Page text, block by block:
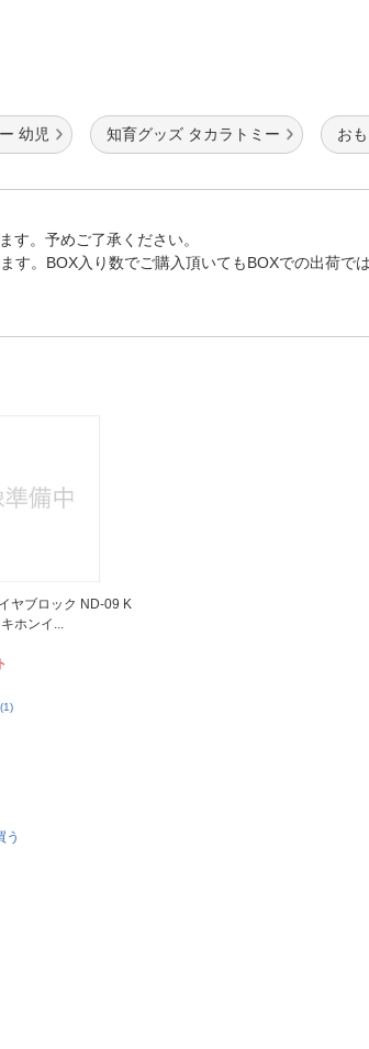
幼児 知育グッズ タカラトミー お
。予めご了承ください。
。BOX入り数でご購入頂いてもBOXでの出荷で
ヤブロック ND-09 K
ホンイ...
(1)
う